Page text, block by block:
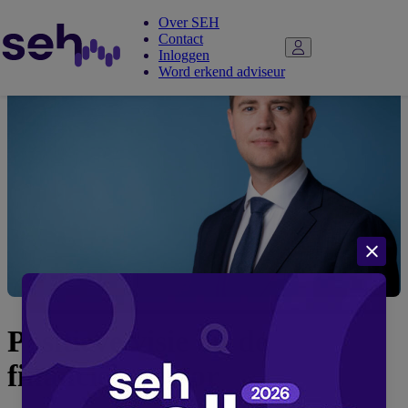
Over SEH
Contact
Inloggen
Word erkend adviseur
Positieve visie op de
financiële sector